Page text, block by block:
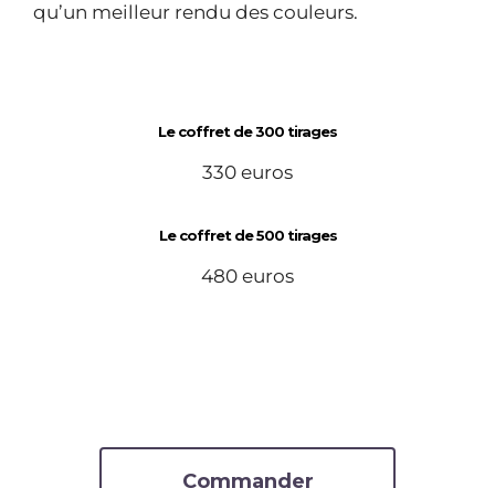
qu’un meilleur rendu des couleurs.
Le coffret de 300 tirages
330 euros
Le coffret de 500 tirages
480 euros
Commander